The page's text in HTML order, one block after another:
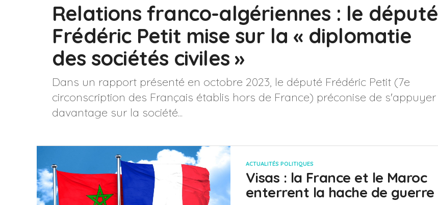
Relations franco-algériennes : le député
Frédéric Petit mise sur la « diplomatie
des sociétés civiles »
Dans un rapport présenté en octobre 2023, le député Frédéric Petit (7e
circonscription des Français établis hors de France) préconise de s'appuyer
davantage sur la société...
ACTUALITÉS POLITIQUES
Visas : la France et le Maroc
enterrent la hache de guerre